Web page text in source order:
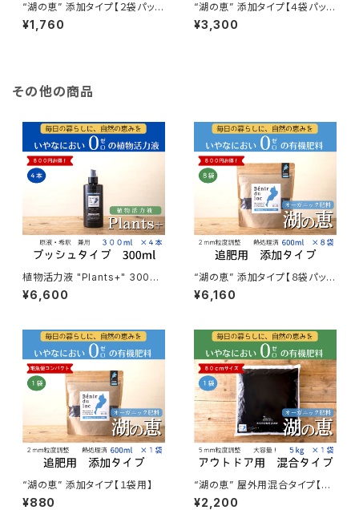
“湖の恵” 添加タイプ【２袋パッ
ク】
¥1,760
“湖の恵” 添加タイプ【４袋パッ
ク】
¥3,300
その他の商品
植物活力液 "Plants+" 300ml
【４本セット】
¥6,600
“湖の恵” 添加タイプ【８袋パッ
ク】
¥6,160
“湖の恵” 添加タイプ【１袋用】
¥880
“湖の恵” 屋外用混合タイプ【１
袋用】
¥2,200